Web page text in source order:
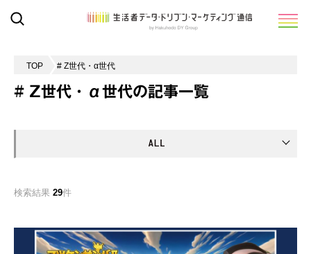
TOP # Z世代・α世代
# Z世代・α世代の記事一覧
検索結果 29件